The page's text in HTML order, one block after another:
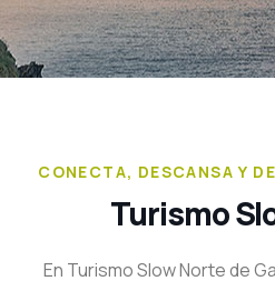
CONECTA, DESCANSA Y
Turismo
En Turismo Slow Norte de